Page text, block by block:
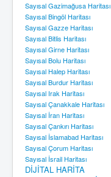
Sayısal Gazimağusa Haritası
Sayısal Bingöl Haritası
Sayısal Gazze Haritası
Sayısal Bitlis Haritası
Sayısal Girne Haritası
Sayısal Bolu Haritası
Sayısal Halep Haritası
Sayısal Burdur Haritası
Sayısal Irak Haritası
Sayısal Çanakkale Haritası
Sayısal İran Haritası
Sayısal Çankırı Haritası
Sayısal İslamabad Haritası
Sayısal Çorum Haritası
Sayısal İsrail Haritası
DİJİTAL HARİTA